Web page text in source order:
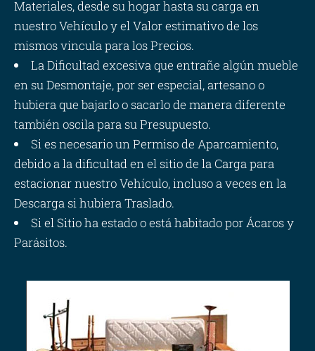
Materiales, desde su hogar hasta su carga en
nuestro Vehículo y el Valor estimativo de los
mismos vincula para los Precios.
La Dificultad excesiva que entrañe algún mueble
en su Desmontaje, por ser especial, artesano o
hubiera que bajarlo o sacarlo de manera diferente
también oscila para su Presupuesto.
Si es necesario un Permiso de Aparcamiento,
debido a la dificultad en el sitio de la Carga para
estacionar nuestro Vehículo, incluso a veces en la
Descarga si hubiera Traslado.
Si el Sitio ha estado o está habitado por Ácaros y
Parásitos.